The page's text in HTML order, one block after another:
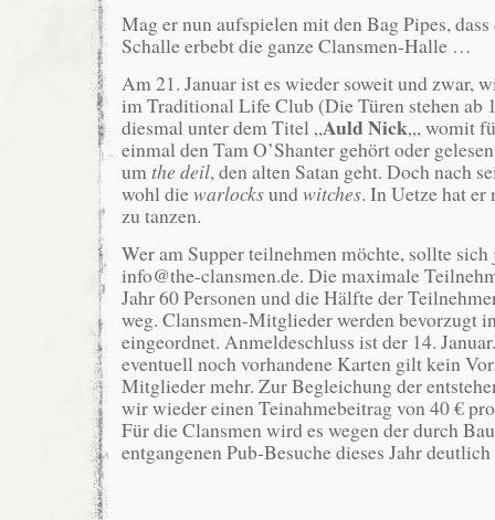
Mag er nun aufspielen mit den Bag Pipes,
Schalle erbebt die ganze Clansmen-Halle …
Am 21. Januar ist es wieder soweit und zwar,
im Traditional Life Club (Die Türen stehen ab
diesmal unter dem Titel „Auld Nick„, womit
einmal den Tam O’Shanter gehört oder
umthe deil, den alten Satan geht. Doch nach
wohl diewarlocksundwitches. In Uetze hat er
zu tanzen.
Wer am Supper teilnehmen möchte, sollte
info@the-clansmen.de. Die maximale
Jahr 60 Personen und die Hälfte der
weg. Clansmen-Mitglieder werden bevorzugt
eingeordnet. Anmeldeschluss ist der 14.
eventuell noch vorhandene Karten gilt kein
Mitglieder mehr. Zur Begleichung der
wir wieder einen Teinahmebeitrag von 40 €
Für die Clansmen wird es wegen der durch
entgangenen Pub-Besuche dieses Jahr